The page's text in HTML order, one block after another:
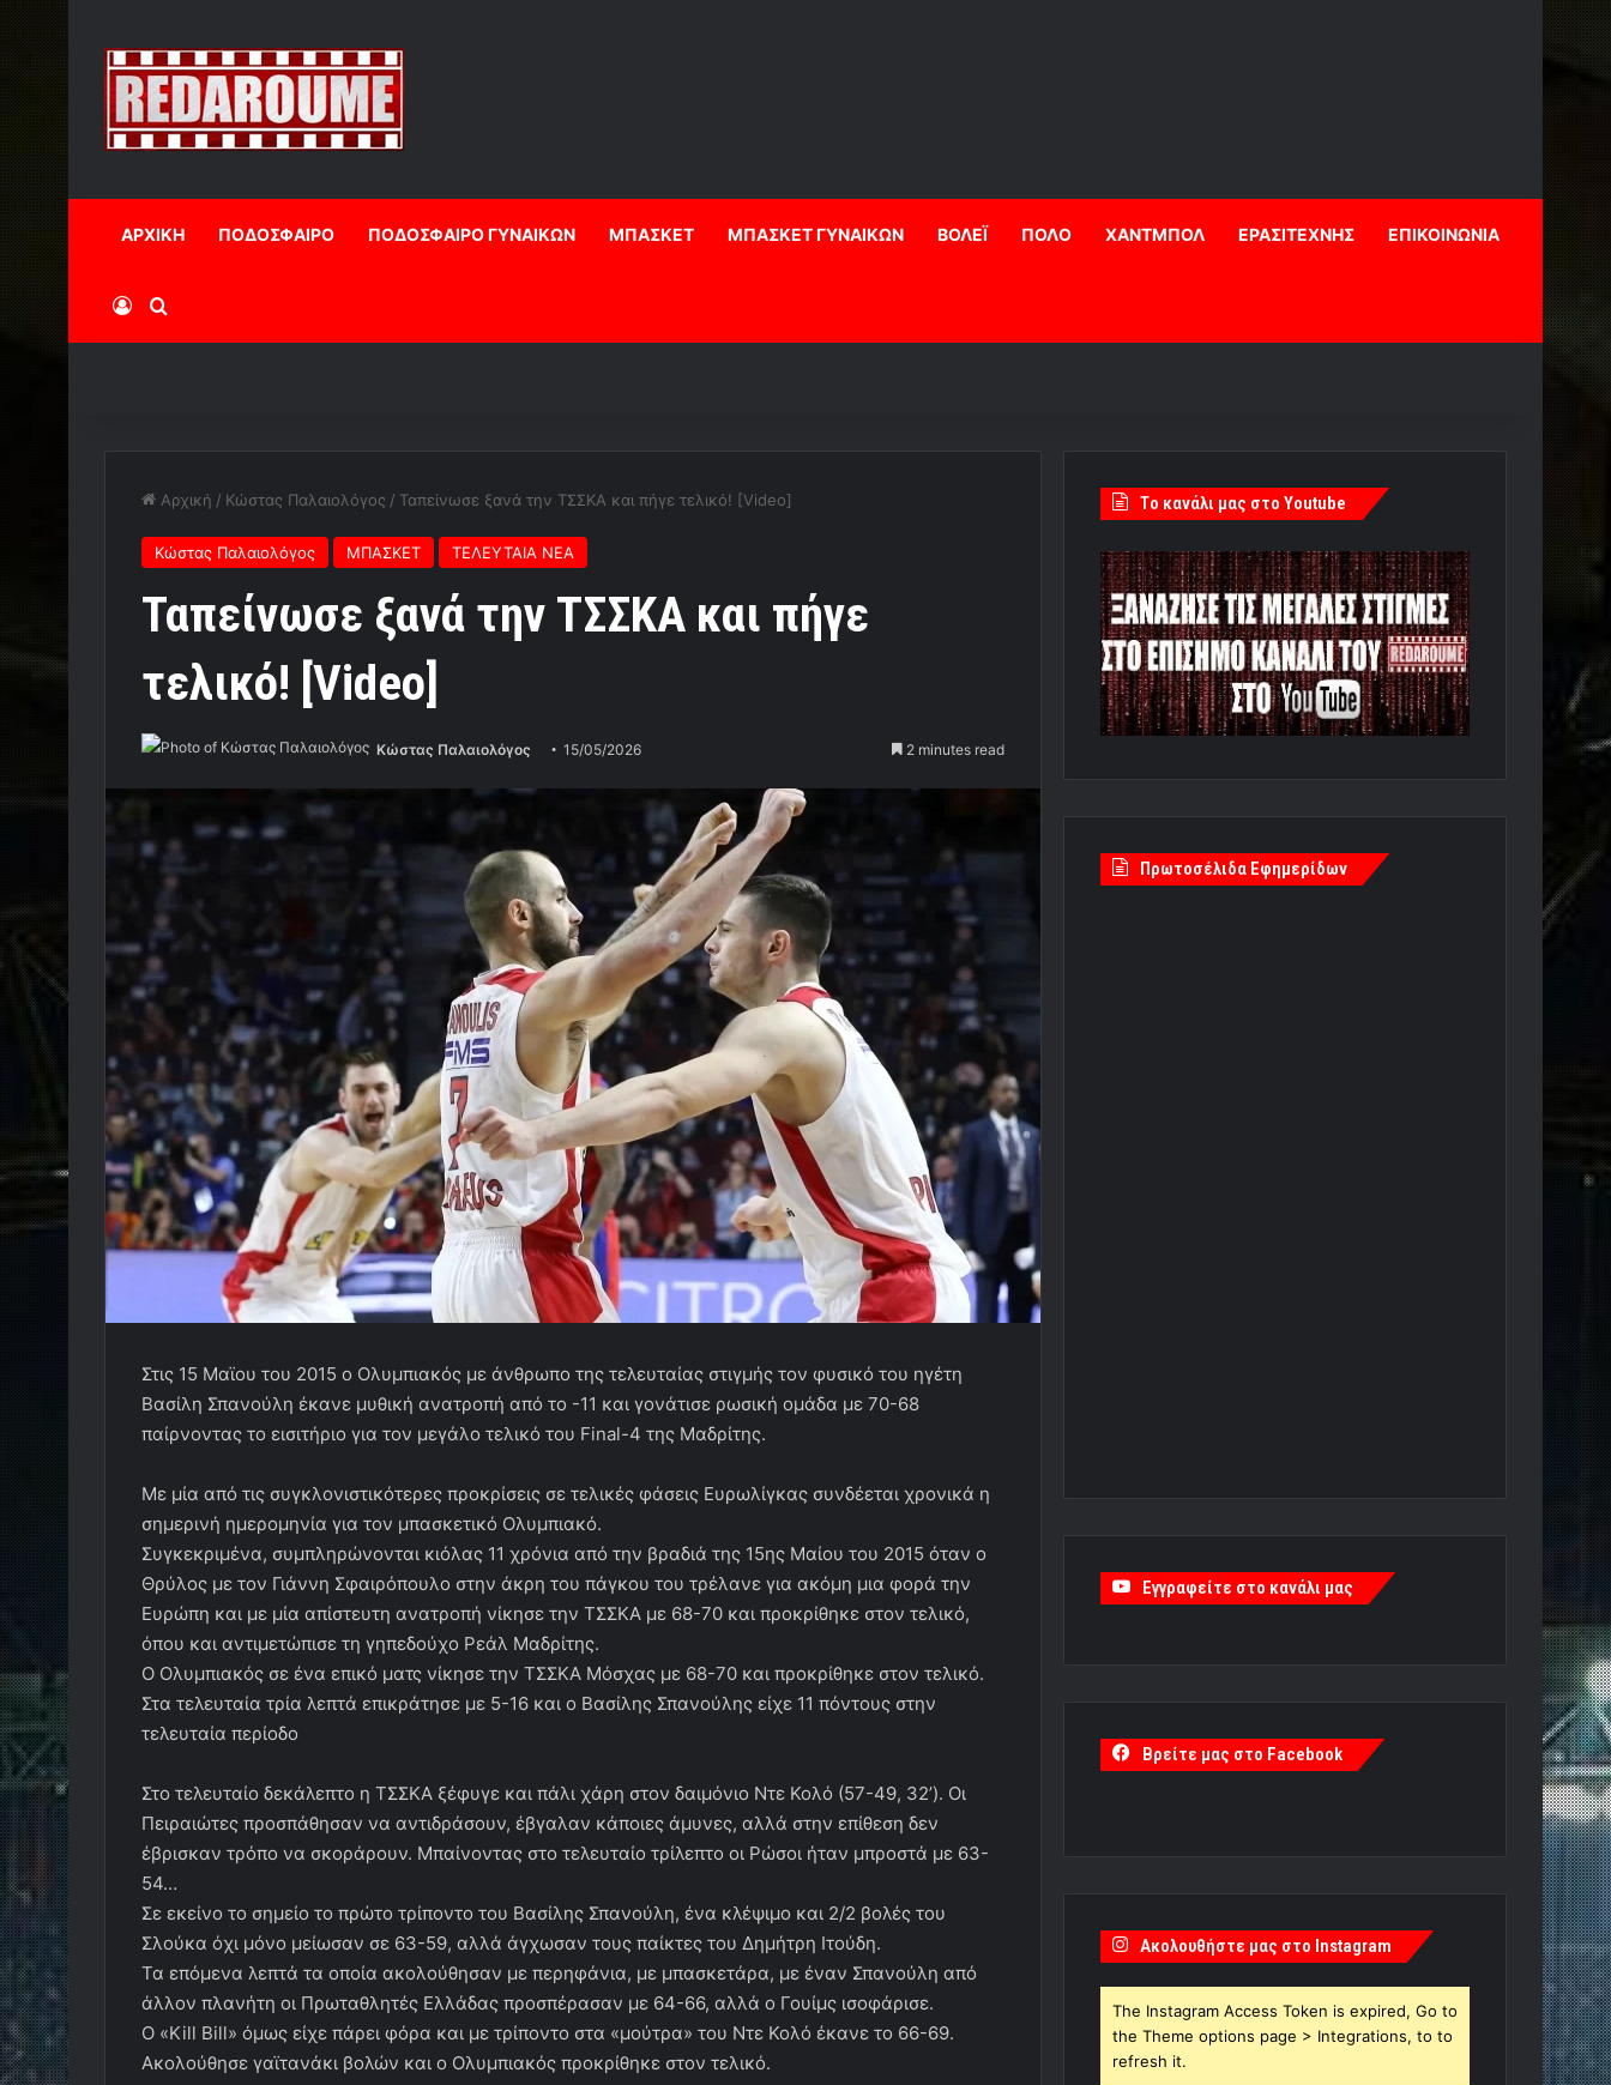
ΑΡΧΙΚΗ ΠΟΔΟΣΦΑΙΡΟ ΠΟΔΟΣΦΑΙΡΟ ΓΥΝΑΙΚΩΝ ΜΠΑΣΚΕΤ ΜΠΑΣΚΕΤ ΓΥΝΑΙΚΩΝ ΒΟΛΕΪ ΠΟΛΟ ΧΑΝΤΜΠΟΛ ΕΡΑΣΙΤΕΧΝΗΣ ΕΠΙΚΟΙΝΩΝΙΑ
Log InΑναζήτηση
Αρχική / Κώστας Παλαιολόγος / Ταπείνωσε ξανά την ΤΣΣΚΑ και πήγε τελικό! [Video]
Κώστας Παλαιολόγος ΜΠΑΣΚΕΤ ΤΕΛΕΥΤΑΙΑ ΝΕΑ
Ταπείνωσε ξανά την ΤΣΣΚΑ και πήγε
τελικό! [Video]
Κώστας Παλαιολόγος 15/05/2026 2 minutes read
Στις 15 Μαϊου του 2015 ο Ολυμπιακός με άνθρωπο της τελευταίας στιγμής τον φυσικό του ηγέτη
Βασίλη Σπανούλη έκανε μυθική ανατροπή από το -11 και γονάτισε ρωσική ομάδα με 70-68
παίρνοντας το εισιτήριο για τον μεγάλο τελικό του Final-4 της Μαδρίτης.
Με μία από τις συγκλονιστικότερες προκρίσεις σε τελικές φάσεις Ευρωλίγκας συνδέεται χρονικά η
σημερινή ημερομηνία για τον μπασκετικό Ολυμπιακό.
Συγκεκριμένα, συμπληρώνονται κιόλας 11 χρόνια από την βραδιά της 15ης Μαίου του 2015 όταν ο
Θρύλος με τον Γιάννη Σφαιρόπουλο στην άκρη του πάγκου του τρέλανε για ακόμη μια φορά την
Ευρώπη και με μία απίστευτη ανατροπή νίκησε την ΤΣΣΚΑ με 68-70 και προκρίθηκε στον τελικό,
όπου και αντιμετώπισε τη γηπεδούχο Ρεάλ Μαδρίτης.
Ο Ολυμπιακός σε ένα επικό ματς νίκησε την ΤΣΣΚΑ Μόσχας με 68-70 και προκρίθηκε στον τελικό.
Στα τελευταία τρία λεπτά επικράτησε με 5-16 και ο Βασίλης Σπανούλης είχε 11 πόντους στην
τελευταία περίοδο
Στο τελευταίο δεκάλεπτο η ΤΣΣΚΑ ξέφυγε και πάλι χάρη στον δαιμόνιο Ντε Κολό (57-49, 32’). Οι
Πειραιώτες προσπάθησαν να αντιδράσουν, έβγαλαν κάποιες άμυνες, αλλά στην επίθεση δεν
έβρισκαν τρόπο να σκοράρουν. Μπαίνοντας στο τελευταίο τρίλεπτο οι Ρώσοι ήταν μπροστά με 63-
54…
Σε εκείνο το σημείο το πρώτο τρίποντο του Βασίλης Σπανούλη, ένα κλέψιμο και 2/2 βολές του
Σλούκα όχι μόνο μείωσαν σε 63-59, αλλά άγχωσαν τους παίκτες του Δημήτρη Ιτούδη.
Τα επόμενα λεπτά τα οποία ακολούθησαν με περηφάνια, με μπασκετάρα, με έναν Σπανούλη από
άλλον πλανήτη οι Πρωταθλητές Ελλάδας προσπέρασαν με 64-66, αλλά ο Γουίμς ισοφάρισε.
Ο «Kill Bill» όμως είχε πάρει φόρα και με τρίποντο στα «μούτρα» του Ντε Κολό έκανε το 66-69.
Ακολούθησε γαϊτανάκι βολών και ο Ολυμπιακός προκρίθηκε στον τελικό.
Tο κανάλι μας στο Youtube
Πρωτοσέλιδα Εφημερίδων
Εγγραφείτε στο κανάλι μας
Βρείτε μας στο Facebook
Ακολουθήστε μας στο Instagram
The Instagram Access Token is expired, Go to
the Theme options page > Integrations, to to
refresh it.